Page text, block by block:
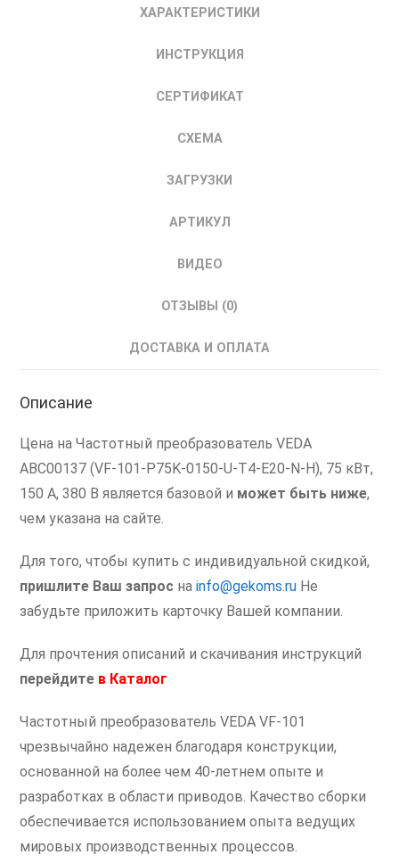
ХАРАКТЕРИСТИКИ
ИНСТРУКЦИЯ
СЕРТИФИКАТ
СХЕМА
ЗАГРУЗКИ
АРТИКУЛ
ВИДЕО
ОТЗЫВЫ (0)
ДОСТАВКА И ОПЛАТА
Описание
Цена на Частотный преобразователь VEDA
ABC00137 (VF-101-P75K-0150-U-T4-E20-N-H), 75 кВт,
150 А, 380 В является базовой и может быть ниже,
чем указана на сайте.
Для того, чтобы купить с индивидуальной скидкой,
пришлите Ваш запрос наinfo@gekoms.ru Не
забудьте приложить карточку Вашей компании.
Для прочтения описаний и скачивания инструкций
перейдите в Каталог
Частотный преобразователь VEDA VF-101
чрезвычайно надежен благодаря конструкции,
основанной на более чем 40-летнем опыте и
разработках в области приводов. Качество сборки
обеспечивается использованием опыта ведущих
мировых производственных процессов.